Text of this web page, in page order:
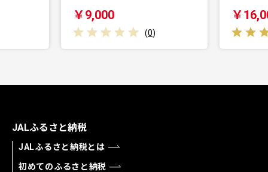
0) 1)
JALふるさと納税
JALふるさと納税とは
初めてのふるさと納税